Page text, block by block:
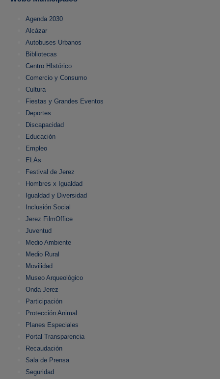
Agenda 2030
Alcázar
Autobuses Urbanos
Bibliotecas
Centro HIstórico
Comercio y Consumo
Cultura
Fiestas y Grandes Eventos
Deportes
Discapacidad
Educación
Empleo
ELAs
Festival de Jerez
Hombres x Igualdad
Igualdad y Diversidad
Inclusión Social
Jerez FilmOffice
Juventud
Medio Ambiente
Medio Rural
Movilidad
Museo Arqueológico
Onda Jerez
Participación
Protección Animal
Planes Especiales
Portal Transparencia
Recaudación
Sala de Prensa
Seguridad